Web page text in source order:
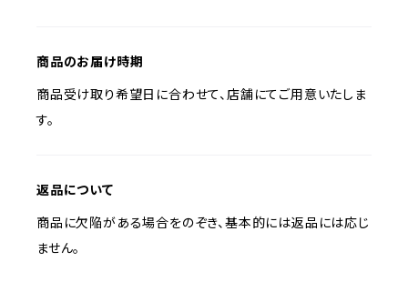
商品のお届け時期
商品受け取り希望日に合わせて、店舗にてご用意いたしま
す。
返品について
商品に欠陥がある場合をのぞき、基本的には返品には応じ
ません。